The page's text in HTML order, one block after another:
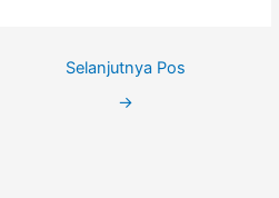
Selanjutnya Pos
→